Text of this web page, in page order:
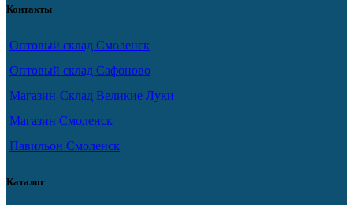
Контакты
Оптовый склад Смоленск
Оптовый склад Сафоново
Магазин-Склад Великие Луки
Магазин Смоленск
Павильон Смоленск
Каталог